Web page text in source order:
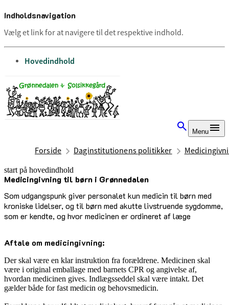
Indholdsnavigation
Vælg et link for at navigere til det respektive indhold.
gå til
Hovedindhold
Menu
Forside Daginstitutionens politikker
start på hovedindhold
Medicingivning til børn i Grønnedalen
Som udgangspunk giver personalet kun medicin til børn med
kroniske lidelser, og til børn med akutte livstruende sygdomme,
som er kendte, og hvor medicinen er ordineret af læge
senest opdateret 3. juli 2025
Aftale om medicingivning:
Der skal være en klar instruktion fra forældrene. Medicinen skal
være i original emballage med barnets CPR og angivelse af,
hvordan medicinen gives. Indlægsseddel skal være intakt. Det
gælder både for fast medicin og behovsmedicin.